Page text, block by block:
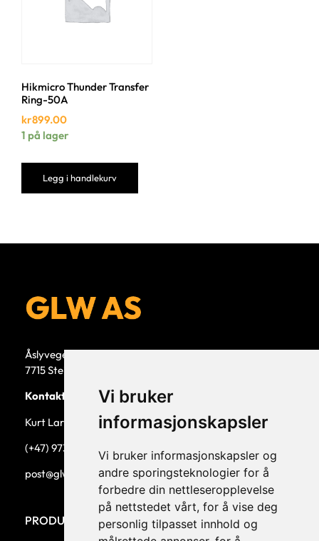
Vi bruker
informasjonskapsler
Vi bruker informasjonskapsler og
andre sporingsteknologier for å
forbedre din nettleseropplevelse
på nettstedet vårt, for å vise deg
personlig tilpasset innhold og
Hikmicro Thunder Transfer
Ring-50A
kr899.00
1 på lager
Legg i handlekurv
Åslyvegen 5b
7715 Steinkjer
Kontaktperson
Kurt Larsen, daglig leder.
(+47) 973 33 332
post@glw.no
PRODUKTKATEGORIER